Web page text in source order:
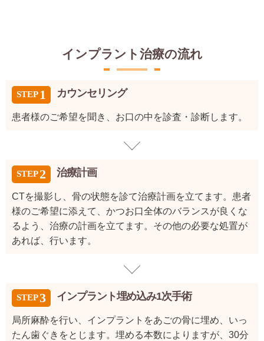
インプラント治療の流れ
カウンセリング
患者様のご希望を聞き、お口の中を診査・診断します。
治療計画
CTを撮影し、骨の状態を診て治療計画を立てます。患者
様のご希望に添えて、かつお口全体のバランスが良くな
るよう、治療の計画を立てます。その他の必要な処置が
あれば、行います。
インプラント埋め込み1次手術
局所麻酔を行い、インプラントをあごの骨に埋め、いっ
たん歯ぐきをとじます。埋める本数によりますが、30分